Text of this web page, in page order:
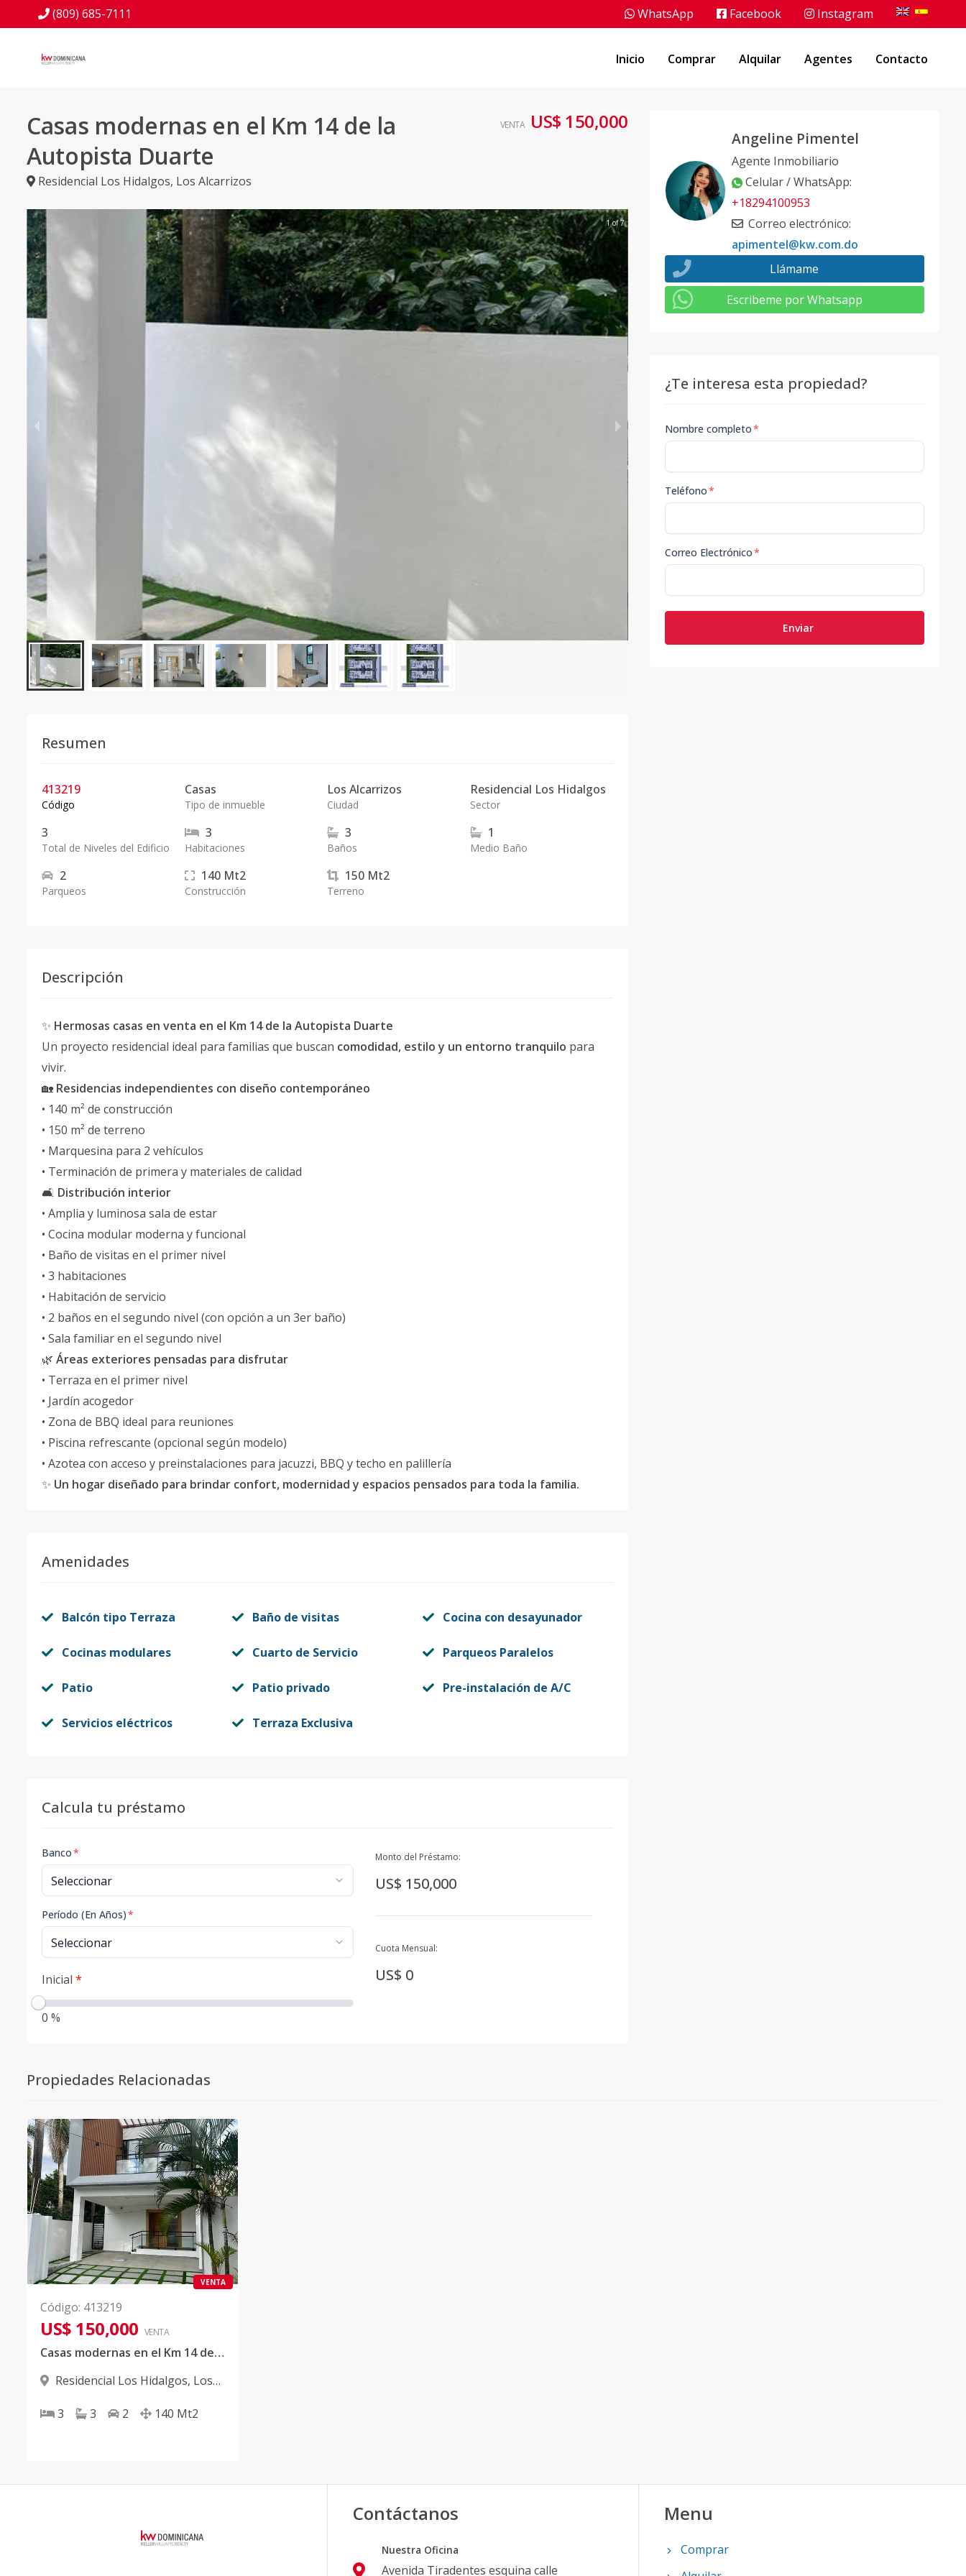
(809) 685-7111 WhatsApp Facebook Instagram
Inicio Comprar Alquilar Agentes Contacto
Casas modernas en el Km 14 de la
Autopista Duarte
Residencial Los Hidalgos, Los Alcarrizos
VENTA US$ 150,000
1 of 7
Resumen
413219
Código
Casas
Tipo de inmueble
Los Alcarrizos
Ciudad
Residencial Los Hidalgos
Sector
3
Total de Niveles del Edificio
3
Habitaciones
3
Baños
1
Medio Baño
2
Parqueos
140 Mt2
Construcción
150 Mt2
Terreno
Descripción
✨ Hermosas casas en venta en el Km 14 de la Autopista Duarte
Un proyecto residencial ideal para familias que buscan comodidad, estilo y un entorno tranquilo para
vivir.
🏡 Residencias independientes con diseño contemporáneo
• 140 m² de construcción
• 150 m² de terreno
• Marquesina para 2 vehículos
• Terminación de primera y materiales de calidad
🛋️ Distribución interior
• Amplia y luminosa sala de estar
• Cocina modular moderna y funcional
• Baño de visitas en el primer nivel
• 3 habitaciones
• Habitación de servicio
• 2 baños en el segundo nivel (con opción a un 3er baño)
• Sala familiar en el segundo nivel
🌿 Áreas exteriores pensadas para disfrutar
• Terraza en el primer nivel
• Jardín acogedor
• Zona de BBQ ideal para reuniones
• Piscina refrescante (opcional según modelo)
• Azotea con acceso y preinstalaciones para jacuzzi, BBQ y techo en palillería
✨ Un hogar diseñado para brindar confort, modernidad y espacios pensados para toda la familia.
Amenidades
Balcón tipo Terraza Baño de visitas Cocina con desayunador
Cocinas modulares Cuarto de Servicio Parqueos Paralelos
Patio Patio privado Pre-instalación de A/C
Servicios eléctricos Terraza Exclusiva
Calcula tu préstamo
Banco*
Período (En Años)*
Inicial *
0 %
Monto del Préstamo:
US$ 150,000
Cuota Mensual:
US$ 0
Angeline Pimentel
Agente Inmobiliario
Celular / WhatsApp:
+18294100953
Correo electrónico:
apimentel@kw.com.do
Llámame
Escribeme por Whatsapp
¿Te interesa esta propiedad?
Nombre completo*
Teléfono*
Correo Electrónico*
Enviar
Propiedades Relacionadas
VENTA
Código: 413219
US$ 150,000 VENTA
Casas modernas en el Km 14 de la Autopista Duarte
Residencial Los Hidalgos, Los
3
3 2 140 Mt2
Contáctanos
Nuestra Oficina
Avenida Tiradentes esquina calle
Menu
Comprar